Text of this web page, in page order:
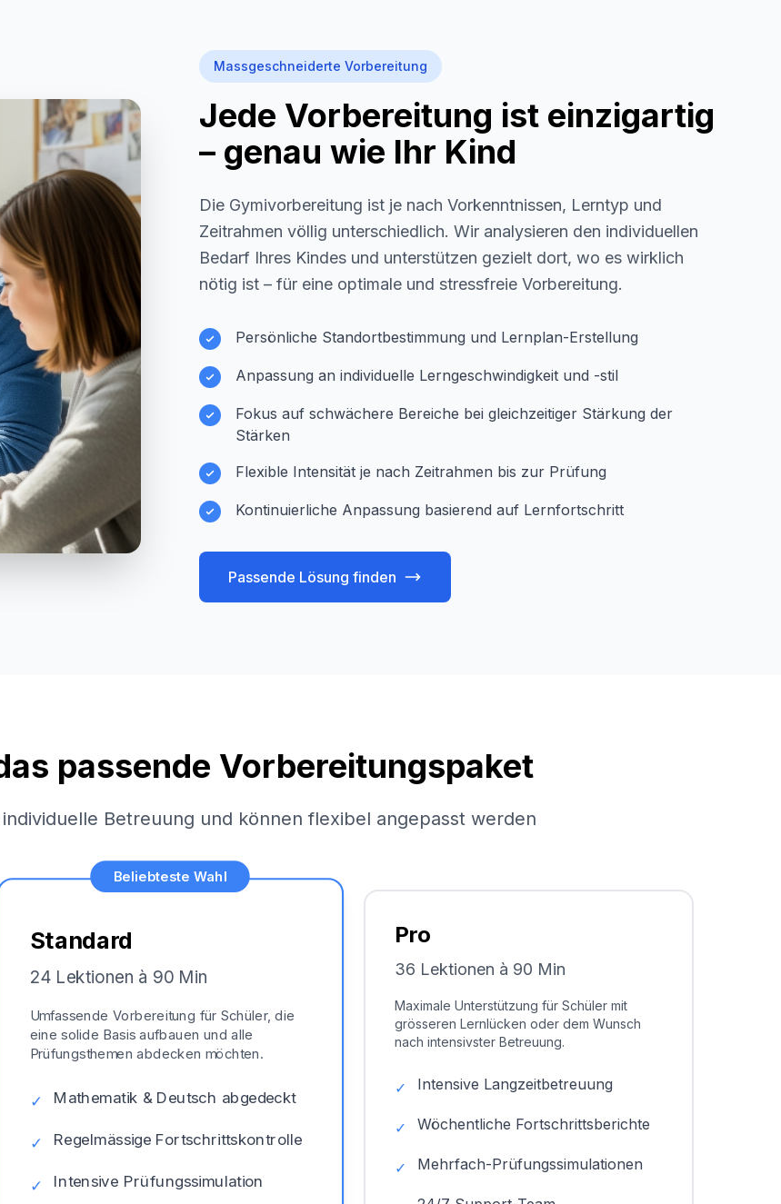
Massgeschneiderte Vorbereitung
Jede Vorbereitung ist einzigartig
– genau wie Ihr Kind
Die Gymivorbereitung ist je nach Vorkenntnissen, Lerntyp und
Zeitrahmen völlig unterschiedlich. Wir analysieren den individuellen
Bedarf Ihres Kindes und unterstützen gezielt dort, wo es wirklich
nötig ist – für eine optimale und stressfreie Vorbereitung.
Persönliche Standortbestimmung und Lernplan-Erstellung
Anpassung an individuelle Lerngeschwindigkeit und -stil
Fokus auf schwächere Bereiche bei gleichzeitiger Stärkung der
Stärken
Flexible Intensität je nach Zeitrahmen bis zur Prüfung
Kontinuierliche Anpassung basierend auf Lernfortschritt
Passende Lösung finden
passende Vorbereitungspaket
Betreuung und können flexibel angepasst werden
Beliebteste Wahl
Standard
24 Lektionen à 90 Min
Umfassende Vorbereitung für Schüler, die
eine solide Basis aufbauen und alle
Prüfungsthemen abdecken möchten.
✓ Mathematik & Deutsch abgedeckt
✓ Regelmässige Fortschrittskontrolle
✓ Intensive Prüfungssimulation
Pro
36 Lektionen à 90 Min
Maximale Unterstützung für Schüler mit
grösseren Lernlücken oder dem Wunsch
nach intensivster Betreuung.
✓ Intensive Langzeitbetreuung
✓ Wöchentliche Fortschrittsberichte
✓ Mehrfach-Prüfungssimulationen